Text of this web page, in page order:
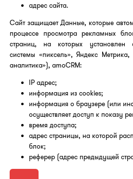
адрес сайта.
Сайт защищает Данные, которые
процессе просмотра рекламных
страниц, на которых установлен
системы «пиксель», Яндекс
аналитика»), amoCRM:
IP адрес;
информация из cookies;
информация о браузере (или
осуществляет доступ к показу
время доступа;
адрес страницы, на которой
блок;
реферер (адрес предыдущей